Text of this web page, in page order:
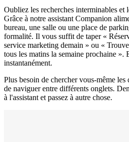
Oubliez les recherches interminables et
Grâce à notre assistant Companion
bureau, une salle ou une place de
formalité. Il vous suffit de taper «
service marketing demain » ou «
tous les matins la semaine prochaine ».
instantanément.
Plus besoin de chercher vous-même
de naviguer entre différents onglets.
à l'assistant et passez à autre chose.